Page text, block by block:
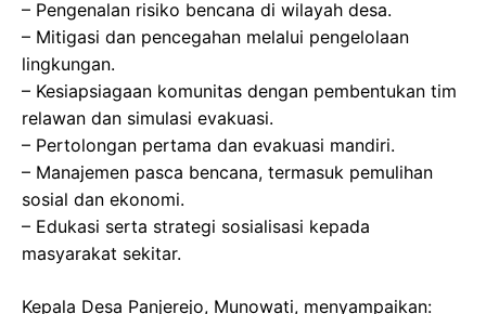
– Pengenalan risiko bencana di wilayah desa.
– Mitigasi dan pencegahan melalui pengelolaan
lingkungan.
– Kesiapsiagaan komunitas dengan pembentukan tim
relawan dan simulasi evakuasi.
– Pertolongan pertama dan evakuasi mandiri.
– Manajemen pasca bencana, termasuk pemulihan
sosial dan ekonomi.
– Edukasi serta strategi sosialisasi kepada
masyarakat sekitar.
Kepala Desa Panjerejo, Munowati, menyampaikan: